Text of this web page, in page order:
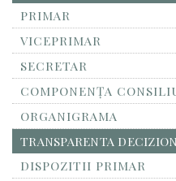
PRIMAR
VICEPRIMAR
SECRETAR
COMPONENȚA
ORGANIGRAMA
TRANSPARENTA
DISPOZITII PRIMAR